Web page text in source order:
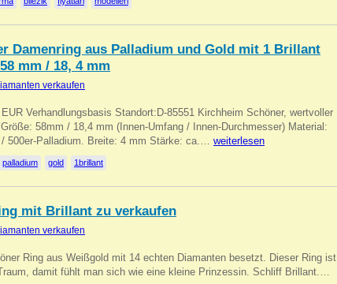
Damenring aus Palladium und Gold mit 1 Brillant
mm / 18, 4 mm
verkaufen
Verhandlungsbasis Standort:D-85551 Kirchheim Schöner, wertvoller
Größe: 58mm / 18,4 mm (Innen-Umfang / Innen-Durchmesser) Material:
/ 500er-Palladium. Breite: 4 mm Stärke: ca.… weiterlesen
palladium gold 1brillant
mit Brillant zu verkaufen
verkaufen
Ring aus Weißgold mit 14 echten Diamanten besetzt. Dieser Ring ist
damit fühlt man sich wie eine kleine Prinzessin. Schliff Brillant.…